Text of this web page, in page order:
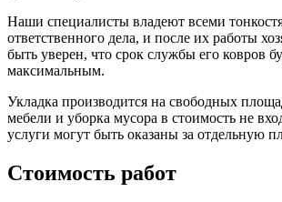
Наши специалисты владеют всеми
ответственного дела, и после их работы
быть уверен, что срок службы его ковров
максимальным.
Укладка производится на свободных
мебели и уборка мусора в стоимость не
услуги могут быть оказаны за отдельную
Стоимость работ